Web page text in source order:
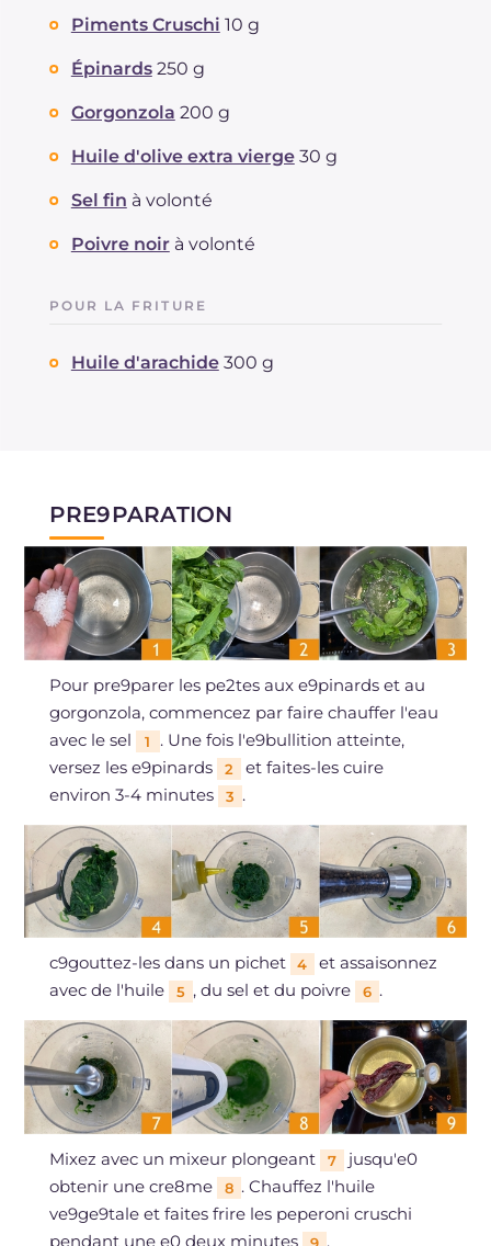
Piments Cruschi 10 g
Épinards 250 g
Gorgonzola 200 g
Huile d'olive extra vierge 30 g
Sel fin à volonté
Poivre noir à volonté
POUR LA FRITURE
Huile d'arachide 300 g
PRE9PARATION
Pour pre9parer les pe2tes aux e9pinards et au
gorgonzola, commencez par faire chauffer l'eau
avec le sel
1
. Une fois l'e9bullition atteinte,
versez les e9pinards
2
et faites-les cuire
environ 3-4 minutes
3 .
c9gouttez-les dans un pichet 4
et assaisonnez
avec de l'huile
5 , du sel et du poivre 6 .
Mixez avec un mixeur plongeant 7
jusqu'e0
obtenir une cre8me
8 . Chauffez l'huile
ve9ge9tale et faites frire les peperoni cruschi
pendant une e0 deux minutes
.